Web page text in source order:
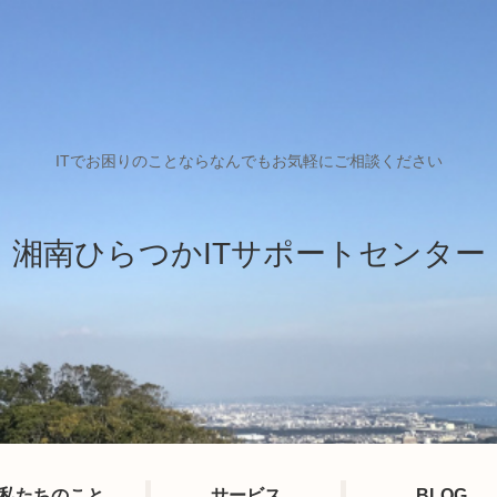
ITでお困りのことならなんでもお気軽にご相談ください
湘南ひらつかITサポートセンター